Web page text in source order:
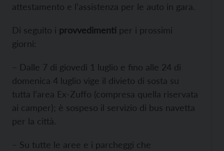
attestamento e l’assistenza per le auto in gara.
Di seguito i provvedimenti per i prossimi
giorni:
– Dalle 7 di giovedì 1 luglio e fino alle 24 di
domenica 4 luglio vige il divieto di sosta su
tutta l’area Ex-Zuffo (compresa quella riservata
ai camper); è sospeso il servizio di bus navetta
per la città.
– Su tutte le aree e i parcheggi che